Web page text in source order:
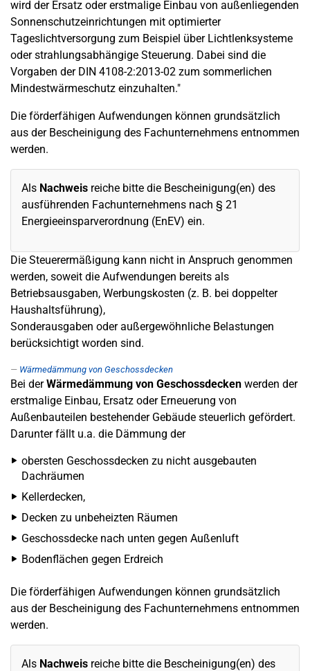
wird der Ersatz oder erstmalige Einbau von außenliegenden
Sonnenschutzeinrichtungen mit optimierter
Tageslichtversorgung zum Beispiel über Lichtlenksysteme
oder strahlungsabhängige Steuerung. Dabei sind die
Vorgaben der DIN 4108-2:2013-02 zum sommerlichen
Mindestwärmeschutz einzuhalten."
Die förderfähigen Aufwendungen können grundsätzlich
aus der Bescheinigung des Fachunternehmens entnommen
werden.
Als Nachweis reiche bitte die Bescheinigung(en) des
ausführenden Fachunternehmens nach § 21
Energieeinsparverordnung (EnEV) ein.
Die Steuerermäßigung kann nicht in Anspruch genommen
werden, soweit die Aufwendungen bereits als
Betriebsausgaben, Werbungskosten (z. B. bei doppelter
Haushaltsführung),
Sonderausgaben oder außergewöhnliche Belastungen
berücksichtigt worden sind.
Wärmedämmung von Geschossdecken
Bei derWärmedämmung von Geschossdecken werden der
erstmalige Einbau, Ersatz oder Erneuerung von
Außenbauteilen bestehender Gebäude steuerlich gefördert.
Darunter fällt u.a. die Dämmung der
obersten Geschossdecken zu nicht ausgebauten
Dachräumen
Kellerdecken,
Decken zu unbeheizten Räumen
Geschossdecke nach unten gegen Außenluft
Bodenflächen gegen Erdreich
Die förderfähigen Aufwendungen können grundsätzlich
aus der Bescheinigung des Fachunternehmens entnommen
werden.
Als Nachweis reiche bitte die Bescheinigung(en) des